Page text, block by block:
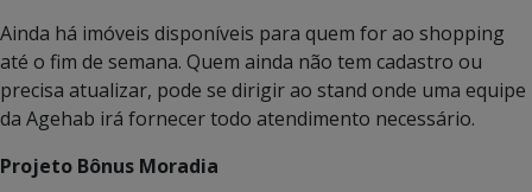
Ainda há imóveis disponíveis para quem for ao shopping
até o fim de semana. Quem ainda não tem cadastro ou
precisa atualizar, pode se dirigir ao stand onde uma equipe
da Agehab irá fornecer todo atendimento necessário.
Projeto Bônus Moradia